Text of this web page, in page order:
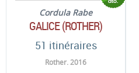
Cordula Rabe
GALICE (ROTHER)
51 itinéraires
Rother. 2016